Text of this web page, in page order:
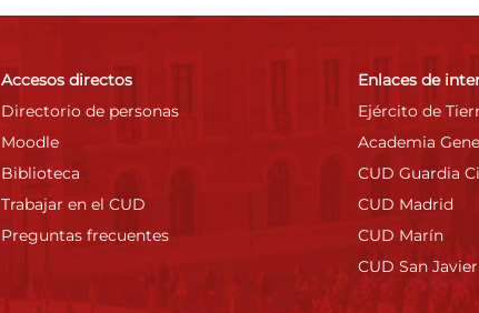
Accesos directos
Directorio de personas
Moodle
Biblioteca
Trabajar en el CUD
Preguntas frecuentes
Enlaces de
Ejército de
Academia
CUD Guardia
CUD Madrid
CUD Marín
CUD San Javier